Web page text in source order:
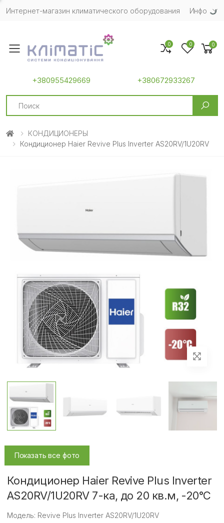
Интернет-магазин климатического оборудования Инфо
Toggle mobile menu
+380955429669 +380672933267
Search
0 0 0
КОНДИЦИОНЕРЫ
Кондиционер Haier Revive Plus Inverter AS20RV/1U20RV
Показать все фото
Кондиционер Haier Revive Plus Inverter
AS20RV/1U20RV 7-ка, до 20 кв.м, -20°C
Модель: Revive Plus Inverter AS20RV/1U20RV